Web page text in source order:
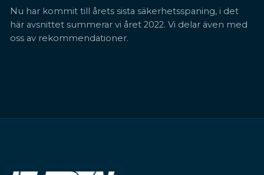
Nu har kommit till årets sista säkerhetsspaning, i det
här avsnittet summerar vi året 2022. Vi delar även med
oss av rekommendationer.